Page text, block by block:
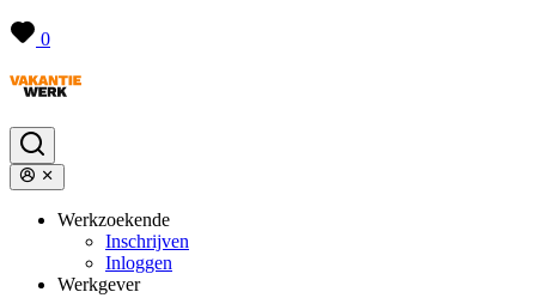
0
Werkzoekende
Inschrijven
Inloggen
Werkgever